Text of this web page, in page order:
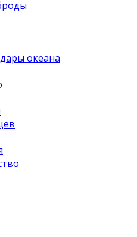
океана